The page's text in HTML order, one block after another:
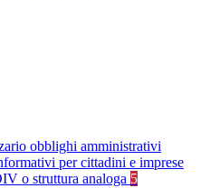
obblighi amministrativi
per cittadini e imprese
o struttura analoga 5